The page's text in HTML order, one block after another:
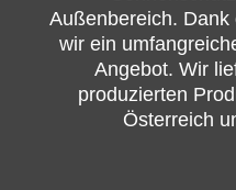
Außenbereich.
wir ein
Angebot. Wir
produzierten
Österreich